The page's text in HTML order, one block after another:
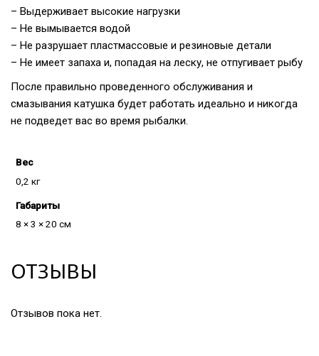
– Выдерживает высокие нагрузки
– Не вымывается водой
– Не разрушает пластмассовые и резиновые детали
– Не имеет запаха и, попадая на леску, не отпугивает рыбу
После правильно проведенного обслуживания и
смазывания катушка будет работать идеально и никогда
не подведет вас во время рыбалки.
Вес
0,2 кг
Габариты
8 × 3 × 20 см
ОТЗЫВЫ
Отзывов пока нет.